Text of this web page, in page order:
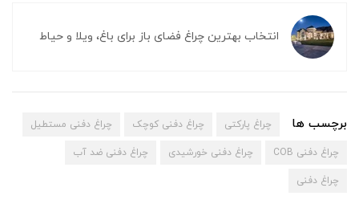
انتخاب بهترین چراغ فضای باز برای باغ، ویلا و حیاط
برچسب ها چراغ پارکتی چراغ دفنی کوچک چراغ دفنی مستطیل
چراغ دفنی COB چراغ دفنی خورشیدی چراغ دفنی ضد آب
چراغ دفنی